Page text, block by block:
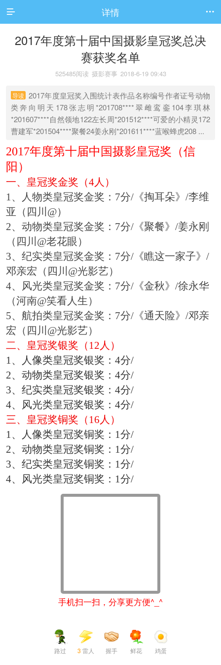
 详情 
2017年度第十届中国摄影皇冠奖总决
赛获奖名单
525485阅读 摄影赛事 2018-6-19 09:43
导读 2017年度皇冠奖入围统计表作品名称编号作者证号动物
类奔向明天178张志明*201708****翠雌鸾銮104李琪林
*201607****自然领地122左长周*201512****可爱的小精灵172
曹建军*201504****聚餐24姜永刚*201611****蓝喉蜂虎208 ...
2017年度第十届中国摄影皇冠奖 （信
阳）
一、皇冠奖金奖（4人）
1、
人物类皇冠奖金奖 ：7分/ 《掏耳朵》 /李维
亚（四川@）
2、动物类皇冠奖金奖 ： 7分/ 《聚餐》 /姜永刚
（四川@老花眼）
3、纪实类皇冠奖金奖 ： 7分/ 《瞧这一家子》 /
邓亲宏（四川@光影艺）
4、风光类皇冠奖金奖 ： 7分/ 《金秋》 /徐永华
（河南@笑看人生）
5、航拍类皇冠奖金奖 ： 7分/ 《通天险》 /邓亲
宏（四川@光影艺）
二、皇冠奖银奖（12人）
1、
人像类皇冠奖银奖：4分/
2、 动物类皇冠奖银奖： 4分/
3、 纪实类皇冠奖银奖： 4分/
4、 风光类皇冠奖银奖： 4分/
三、皇冠奖铜奖（16人）
1、
人像类皇冠奖铜奖： 1分/
2、 动物类皇冠奖铜奖： 1分/
3、 纪实类皇冠奖铜奖： 1分/
4、 风光类皇冠奖铜奖： 1分/
手机扫一扫，分享更方便^_^
路过 3 雷人 握手 鲜花 鸡蛋